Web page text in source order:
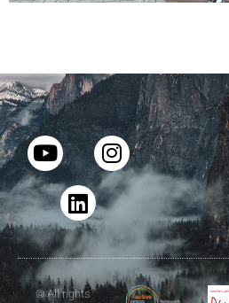
© All rights